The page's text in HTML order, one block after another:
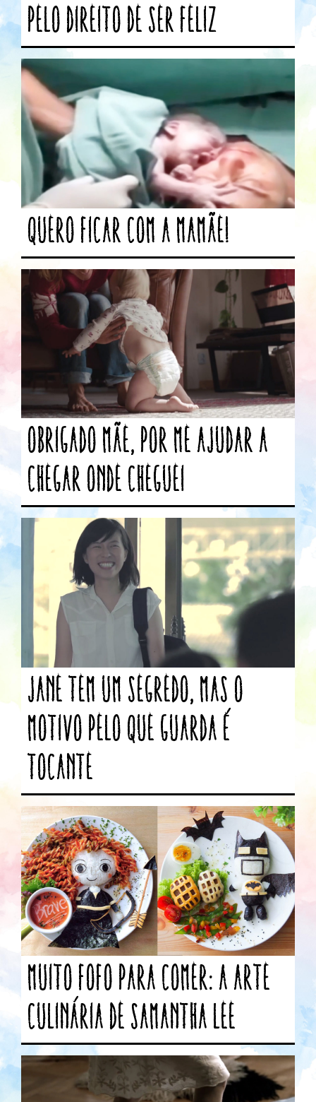
Pelo direito de ser feliz
Quero ficar com a mamãe!
Obrigado mãe, por me ajudar a
chegar onde cheguei
Jane tem um segredo, mas o
motivo pelo que guarda é
tocante
Muito fofo para comer: A arte
culinária de Samantha Lee